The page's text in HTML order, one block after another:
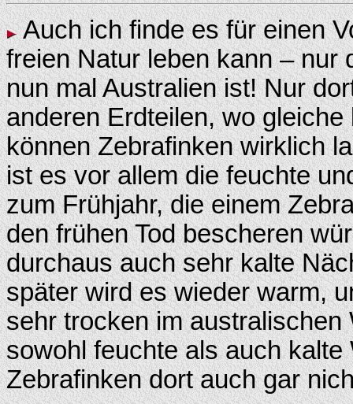
Auch ich finde es für einen
freien Natur leben kann – nur
nun mal Australien ist! Nur
anderen Erdteilen, wo
können Zebrafinken wirklich
ist es vor allem die feuchte
zum Frühjahr, die einem
den frühen Tod bescheren
durchaus auch sehr kalte
später wird es wieder warm,
sehr trocken im
sowohl feuchte als auch
Zebrafinken dort auch gar